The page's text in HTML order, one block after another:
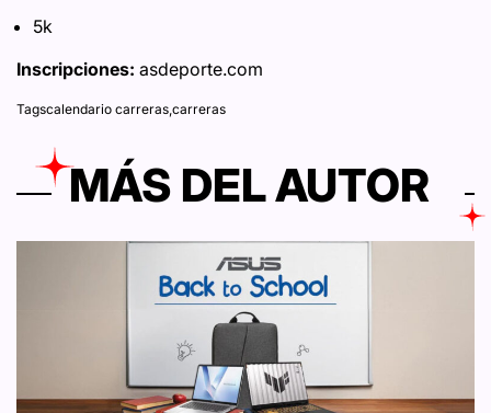
5k
Inscripciones: asdeporte.com
Tagscalendario carreras,carreras
MÁS DEL AUTOR